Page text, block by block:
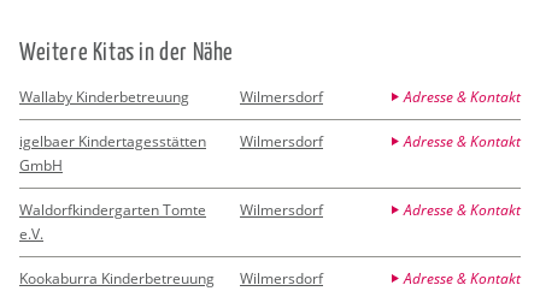
Wei­te­re Kitas in der Nähe
Wallaby Kinderbetreuung Wilmersdorf Adresse & Kontakt
igelbaer Kindertagesstätten
GmbH
Wilmersdorf Adresse & Kontakt
Waldorfkindergarten Tomte
e.V.
Wilmersdorf Adresse & Kontakt
Kookaburra Kinderbetreuung Wilmersdorf Adresse & Kontakt